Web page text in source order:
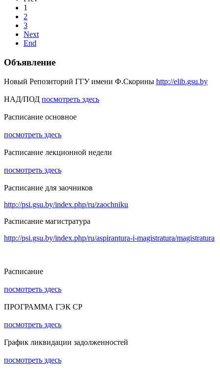
1
2
3
Next
End
Объявление
Новый Репозиторий ГГУ имени Ф.Скорины http://elib.gsu.by
НАД/ПОД посмотреть здесь
Расписание основное
посмотреть здесь
Расписание лекционной недели
посмотреть здесь
Расписание для заочников
http://psi.gsu.by/index.php/ru/zaochniku
Расписание магистратура
http://psi.gsu.by/index.php/ru/aspirantura-i-magistratura/magistratura
Расписание
посмотреть здесь
ПРОГРАММА ГЭК СР
посмотреть здесь
График ликвидации задолженностей
посмотреть здесь